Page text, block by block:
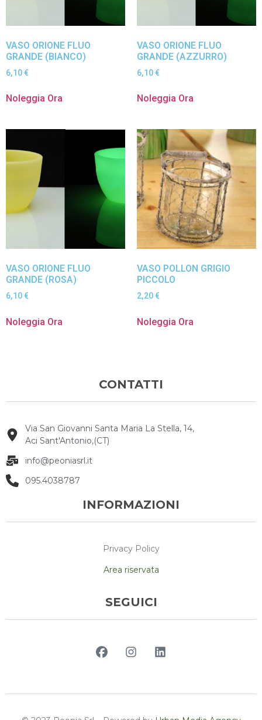
VASO ORIONE FLUO
GRANDE (BIANCO)
6,10 €
Noleggia Ora
VASO ORIONE FLUO
GRANDE (AZZURRO)
6,10 €
Noleggia Ora
VASO ORIONE FLUO
GRANDE (ROSA)
6,10 €
Noleggia Ora
VASO POLLON GRIGIO
PICCOLO
2,20 €
Noleggia Ora
CONTATTI
Via San Giovanni Santa Maria La Stella, 14,
Aci Sant'Antonio,(CT)
info@peoniasrl.it
095.4038787
INFORMAZIONI
Privacy Policy
Area riservata
SEGUICI